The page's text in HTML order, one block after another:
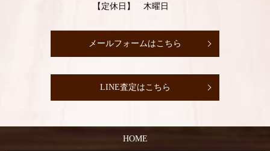
【定休日】 木曜日
メールフォームはこちら
LINE査定はこちら
HOME